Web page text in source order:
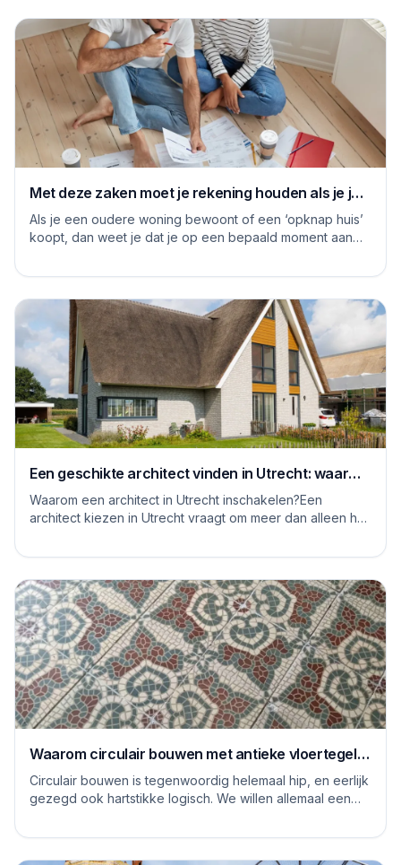
Met deze zaken moet je rekening houden als je je
huis grondig gaat renoveren
Als je een oudere woning bewoont of een ‘opknap huis’
koopt, dan weet je dat je op een bepaald moment aan
Een geschikte architect vinden in Utrecht: waar
moet je op letten
Waarom een architect in Utrecht inschakelen?Een
architect kiezen in Utrecht vraagt om meer dan alleen het
Waarom circulair bouwen met antieke vloertegels
een goed idee is
Circulair bouwen is tegenwoordig helemaal hip, en eerlijk
gezegd ook hartstikke logisch. We willen allemaal een